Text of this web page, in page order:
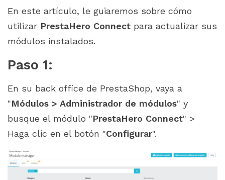
En este artículo, le guiaremos sobre cómo
utilizar PrestaHero Connect para actualizar sus
módulos instalados.
Paso 1:
En su back office de PrestaShop, vaya a
"Módulos > Administrador de módulos" y
busque el módulo "PrestaHero Connect" >
Haga clic en el botón "Configurar".